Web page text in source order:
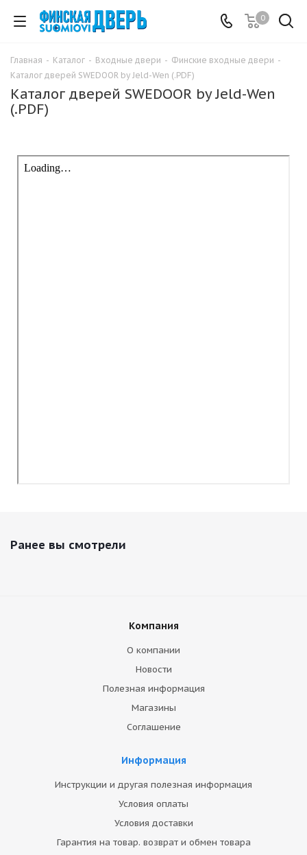
0
Главная - Каталог - Входные двери - Финские входные двери -
Каталог дверей SWEDOOR by Jeld-Wen (.PDF)
Каталог дверей SWEDOOR by Jeld-Wen
(.PDF)
Ранее вы смотрели
Компания
О компании
Новости
Полезная информация
Магазины
Соглашение
Информация
Инструкции и другая полезная информация
Условия оплаты
Условия доставки
Гарантия на товар. возврат и обмен товара